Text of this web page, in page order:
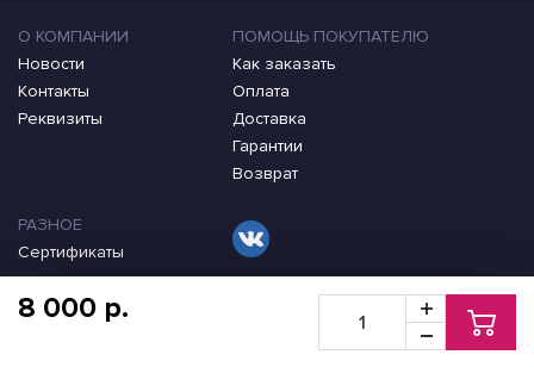
8 000 p.
2009-2026 ©
Оригинальные и совместимые картриджи для принтеров
О КОМПАНИИ
Новости
Контакты
Реквизиты
ПОМОЩЬ ПОКУПАТЕЛЮ
Как заказать
Оплата
Доставка
Гарантии
Возврат
РАЗНОЕ
Сертификаты